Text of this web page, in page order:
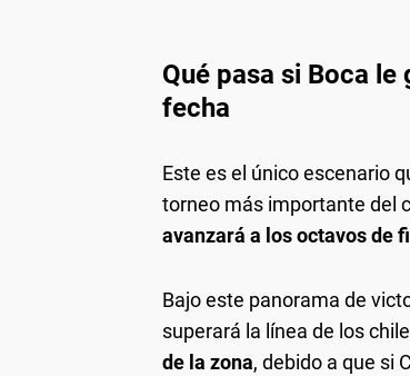
Qué pasa si Boca
fecha
Este es el único escenario
torneo más importante del
avanzará a los octavos de
Bajo este panorama de
superará la línea de los
de la zona, debido a que si